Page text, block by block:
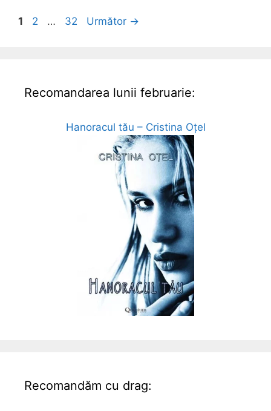
Pagina
1 Pagina
2 … Pagina
32 Următor →
Recomandarea lunii februarie:
Hanoracul tău – Cristina Oțel
Recomandăm cu drag: